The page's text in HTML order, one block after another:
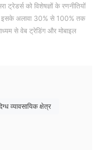
को विशेषज्ञों के रणनीतियों
इसके अलावा 30% से 100% तक
से वेब ट्रेडिंग और मोबाइल
जारी लाइसेंस
सुरक्षित नहीं है।
सकता हूँ?
व्यावसायिक क्षेत्र